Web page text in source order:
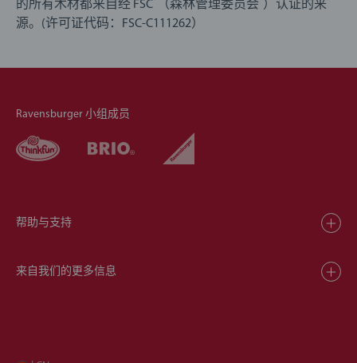
的所有木材都来自经 FSC
（森林管理委员会 ）认证的来
源。(许可证代码：FSC-C111262）
Ravensburger 小组成员
帮助与支持
来自我们的更多信息